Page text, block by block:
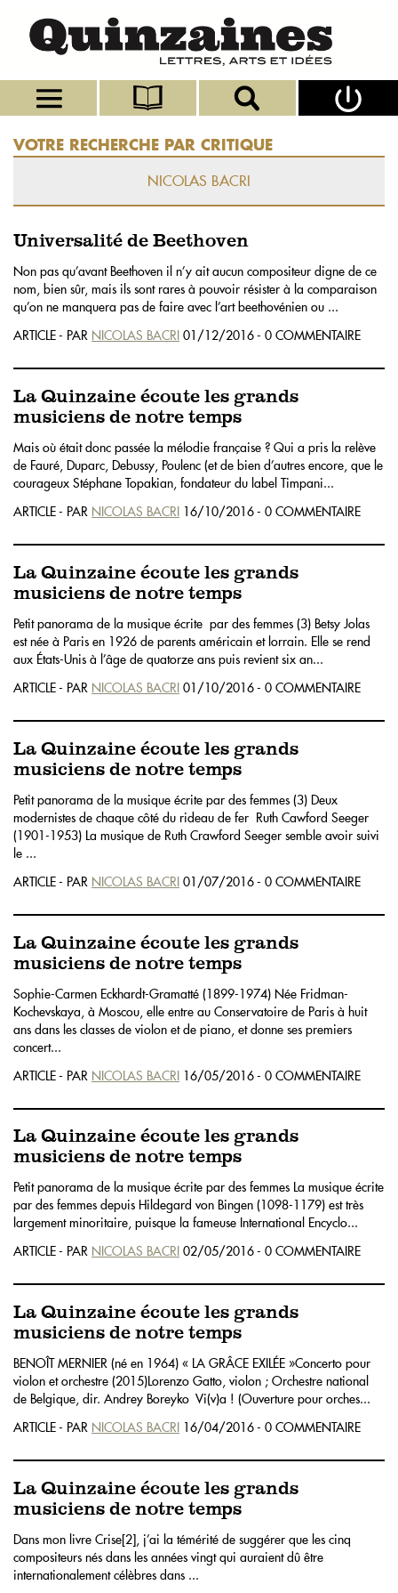
VOTRE RECHERCHE PAR CRITIQUE
NICOLAS BACRI
Universalité de Beethoven
Non pas qu’avant Beethoven il n’y ait aucun compositeur digne de ce
nom, bien sûr, mais ils sont rares à pouvoir résister à la comparaison
qu’on ne manquera pas de faire avec l’art beethovénien ou ...
ARTICLE - PAR NICOLAS BACRI 01/12/2016 - 0 COMMENTAIRE
La Quinzaine écoute les grands
musiciens de notre temps
Mais où était donc passée la mélodie française ? Qui a pris la relève
de Fauré, Duparc, Debussy, Poulenc (et de bien d’autres encore, que le
courageux Stéphane Topakian, fondateur du label Timpani...
ARTICLE - PAR NICOLAS BACRI 16/10/2016 - 0 COMMENTAIRE
La Quinzaine écoute les grands
musiciens de notre temps
Petit panorama de la musique écrite par des femmes (3) Betsy Jolas
est née à Paris en 1926 de parents américain et lorrain. Elle se rend
aux États-Unis à l’âge de quatorze ans puis revient six an...
ARTICLE - PAR NICOLAS BACRI 01/10/2016 - 0 COMMENTAIRE
La Quinzaine écoute les grands
musiciens de notre temps
Petit panorama de la musique écrite par des femmes (3) Deux
modernistes de chaque côté du rideau de fer Ruth Cawford Seeger
(1901-1953) La musique de Ruth Crawford Seeger semble avoir suivi
le ...
ARTICLE - PAR NICOLAS BACRI 01/07/2016 - 0 COMMENTAIRE
La Quinzaine écoute les grands
musiciens de notre temps
Sophie-Carmen Eckhardt-Gramatté (1899-1974) Née Fridman-
Kochevskaya, à Moscou, elle entre au Conservatoire de Paris à huit
ans dans les classes de violon et de piano, et donne ses premiers
concert...
ARTICLE - PAR NICOLAS BACRI 16/05/2016 - 0 COMMENTAIRE
La Quinzaine écoute les grands
musiciens de notre temps
Petit panorama de la musique écrite par des femmes La musique écrite
par des femmes depuis Hildegard von Bingen (1098-1179) est très
largement minoritaire, puisque la fameuse International Encyclo...
ARTICLE - PAR NICOLAS BACRI 02/05/2016 - 0 COMMENTAIRE
La Quinzaine écoute les grands
musiciens de notre temps
BENOÎT MERNIER (né en 1964) « LA GRÂCE EXILÉE »Concerto pour
violon et orchestre (2015)Lorenzo Gatto, violon ; Orchestre national
de Belgique, dir. Andrey Boreyko Vi(v)a ! (Ouverture pour orches...
ARTICLE - PAR NICOLAS BACRI 16/04/2016 - 0 COMMENTAIRE
La Quinzaine écoute les grands
musiciens de notre temps
Dans mon livre Crise[2], j’ai la témérité de suggérer que les cinq
compositeurs nés dans les années vingt qui auraient dû être
internationalement célèbres dans ...